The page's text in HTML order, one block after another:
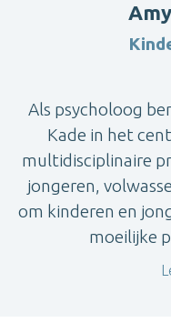
Als psycholoog
Kade in het
multidisciplinaire
jongeren,
om kinderen en
moeilijke